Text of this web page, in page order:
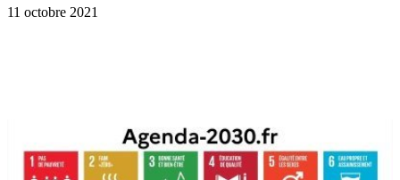
11 octobre 2021